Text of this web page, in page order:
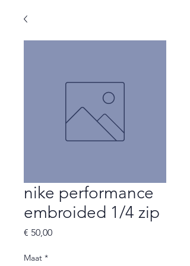
nike performance
embroided 1/4 zip
€ 50,00Prijs
Maat *